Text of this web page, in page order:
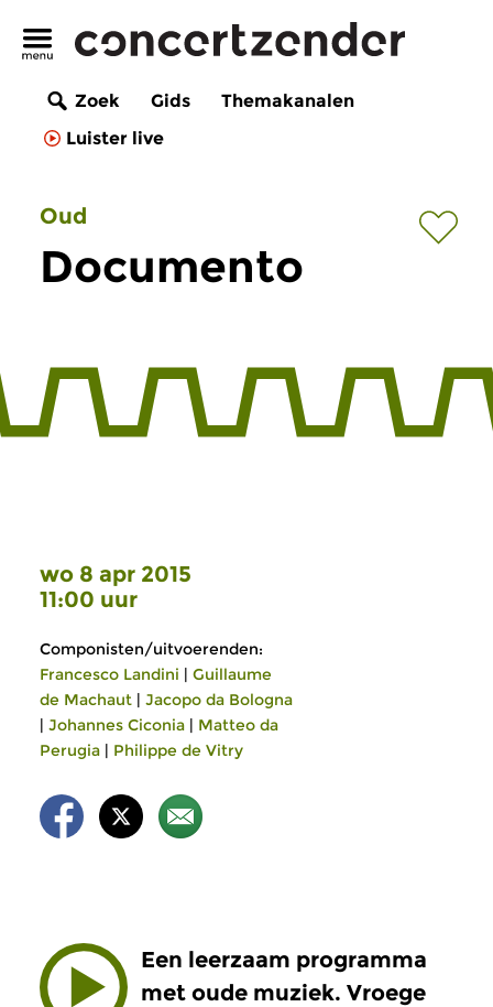
Zoek Gids
Themakanalen
Luister live
Oud
Documento
wo 8 apr 2015
11:00 uur
Componisten/uitvoerenden:
Francesco Landini | Guillaume
de Machaut | Jacopo da Bologna
| Johannes Ciconia | Matteo da
Perugia | Philippe de Vitry
Een leerzaam programma
met oude muziek. Vroege